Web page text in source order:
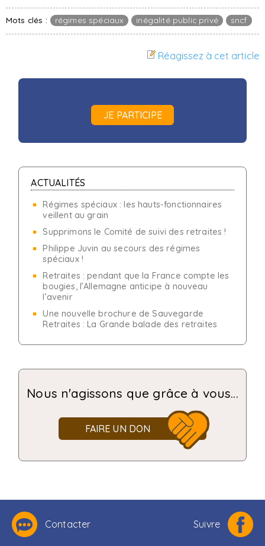
Mots clés : régimes spéciaux inégalité public privé sncf
Réagissez à cet article
JE PARTICIPE
ACTUALITÉS
Régimes spéciaux : les hauts-fonctionnaires
veillent au grain
Supprimons le Comité de suivi des retraites !
Philippe Juvin au secours des régimes
spéciaux !
Retraites : pendant que la France compte les
bougies, l’Allemagne anticipe à nouveau
l’avenir
Une nouvelle brochure de Sauvegarde
Retraites : La Grande balade des retraites
Nous n'agissons que grâce à vous...
FAIRE UN DON
Contacter Suivre